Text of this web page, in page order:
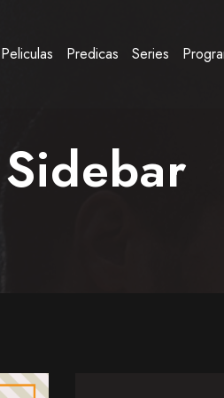
Peliculas Predicas Series